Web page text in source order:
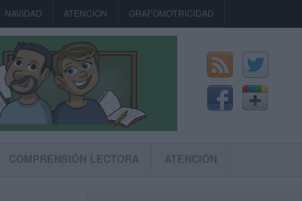
NAVIDAD ATENCIÓN GRAFOMOTRICIDAD
COMPRENSIÓN LECTORA ATENCIÓN